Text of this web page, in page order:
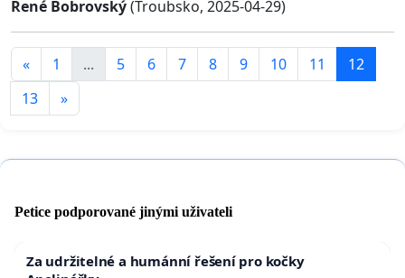
René Bobrovský(Troubsko, 2025-04-29)
« 1 ... 5 6 7 8 9 10 11
12
13
»
Petice podporované jinými uživateli
Za udržitelné a humánní řešení pro kočky